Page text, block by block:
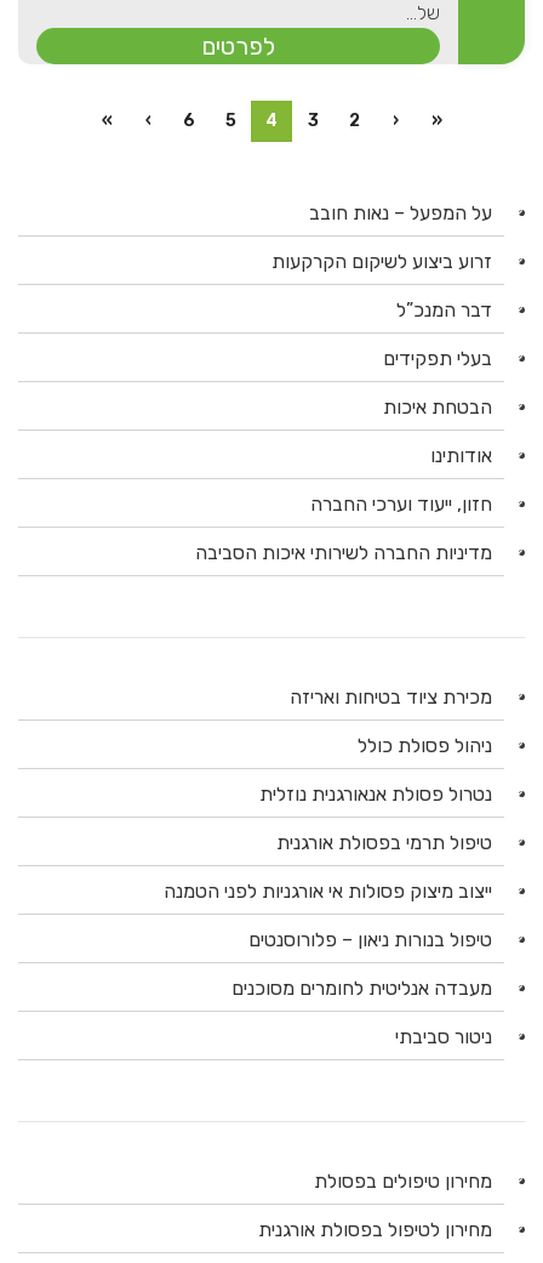
של...
לפרטים
«
‹
2
3
4
5
6
›
»
על המפעל – נאות חובב
זרוע ביצוע לשיקום הקרקעות
דבר המנכ”ל
בעלי תפקידים
הבטחת איכות
אודותינו
חזון, ייעוד וערכי החברה
מדיניות החברה לשירותי איכות הסביבה
מכירת ציוד בטיחות ואריזה
ניהול פסולת כולל
נטרול פסולת אנאורגנית נוזלית
טיפול תרמי בפסולת אורגנית
ייצוב מיצוק פסולות אי אורגניות לפני הטמנה
טיפול בנורות ניאון – פלורוסנטים
מעבדה אנליטית לחומרים מסוכנים
ניטור סביבתי
מחירון טיפולים בפסולת
מחירון לטיפול בפסולת אורגנית